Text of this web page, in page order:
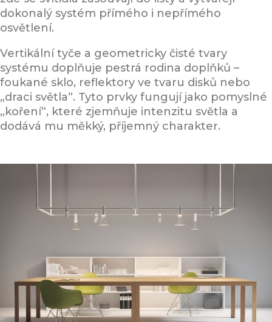
dokonalý systém přímého i nepřímého
osvětlení.
Vertikální tyče a geometricky čisté tvary
systému doplňuje pestrá rodina doplňků –
foukané sklo, reflektory ve tvaru disků nebo
„draci světla“. Tyto prvky fungují jako pomyslné
„koření“, které zjemňuje intenzitu světla a
dodává mu měkký, příjemný charakter.